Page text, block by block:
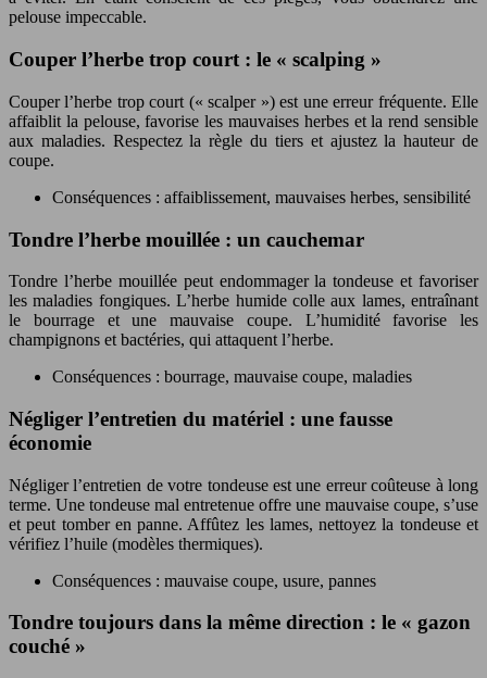
pelouse impeccable.
Couper l’herbe trop court : le « scalping »
Couper l’herbe trop court (« scalper ») est une erreur fréquente. Elle
affaiblit la pelouse, favorise les mauvaises herbes et la rend sensible
aux maladies. Respectez la règle du tiers et ajustez la hauteur de
coupe.
Conséquences : affaiblissement, mauvaises herbes, sensibilité
Tondre l’herbe mouillée : un cauchemar
Tondre l’herbe mouillée peut endommager la tondeuse et favoriser
les maladies fongiques. L’herbe humide colle aux lames, entraînant
le bourrage et une mauvaise coupe. L’humidité favorise les
champignons et bactéries, qui attaquent l’herbe.
Conséquences : bourrage, mauvaise coupe, maladies
Négliger l’entretien du matériel : une fausse
économie
Négliger l’entretien de votre tondeuse est une erreur coûteuse à long
terme. Une tondeuse mal entretenue offre une mauvaise coupe, s’use
et peut tomber en panne. Affûtez les lames, nettoyez la tondeuse et
vérifiez l’huile (modèles thermiques).
Conséquences : mauvaise coupe, usure, pannes
Tondre toujours dans la même direction : le « gazon
couché »